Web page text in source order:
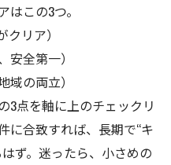
この3つ。
リア）
安全第一）
域の両立）
3点を軸に上のチェックリ
に合致すれば、長期で“キ
ず。迷ったら、小さめの